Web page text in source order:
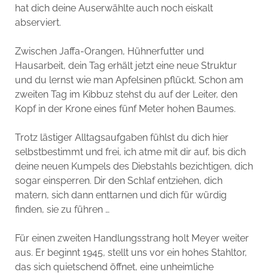
hat dich deine Auserwählte auch noch eiskalt
abserviert.
Zwischen Jaffa-Orangen, Hühnerfutter und
Hausarbeit, dein Tag erhält jetzt eine neue Struktur
und du lernst wie man Apfelsinen pflückt. Schon am
zweiten Tag im Kibbuz stehst du auf der Leiter, den
Kopf in der Krone eines fünf Meter hohen Baumes.
Trotz lästiger Alltagsaufgaben fühlst du dich hier
selbstbestimmt und frei, ich atme mit dir auf, bis dich
deine neuen Kumpels des Diebstahls bezichtigen, dich
sogar einsperren. Dir den Schlaf entziehen, dich
matern, sich dann enttarnen und dich für würdig
finden, sie zu führen …
Für einen zweiten Handlungsstrang holt Meyer weiter
aus. Er beginnt 1945, stellt uns vor ein hohes Stahltor,
das sich quietschend öffnet, eine unheimliche